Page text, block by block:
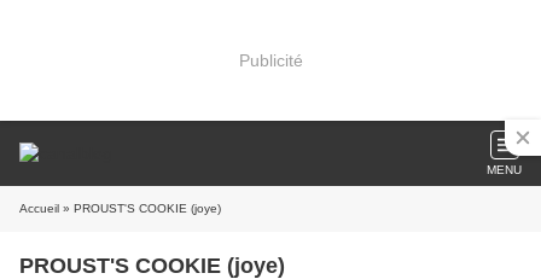
Publicité
MENU
Accueil » PROUST'S COOKIE (joye)
PROUST'S COOKIE (joye)